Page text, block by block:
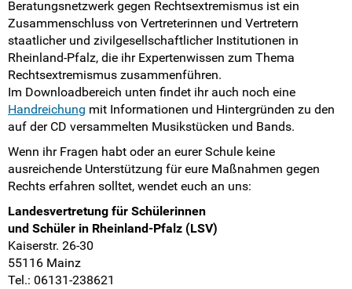
Beratungsnetzwerk gegen Rechtsextremismus ist ein
Zusammenschluss von Vertreterinnen und Vertretern
staatlicher und zivilgesellschaftlicher Institutionen in
Rheinland-Pfalz, die ihr Expertenwissen zum Thema
Rechtsextremismus zusammenführen.
Im Downloadbereich unten findet ihr auch noch eine
Handreichung mit Informationen und Hintergründen zu den
auf der CD versammelten Musikstücken und Bands.
Wenn ihr Fragen habt oder an eurer Schule keine
ausreichende Unterstützung für eure Maßnahmen gegen
Rechts erfahren solltet, wendet euch an uns:
Landesvertretung für Schülerinnen
und Schüler in Rheinland-Pfalz (LSV)
Kaiserstr. 26-30
55116 Mainz
Tel.: 06131-238621